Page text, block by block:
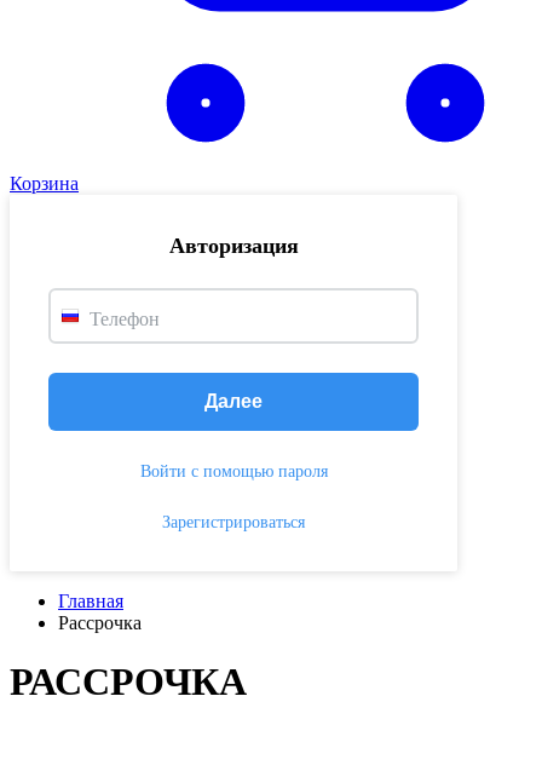
Корзина
Авторизация
Телефон
Далее
Войти с помощью пароля
Зарегистрироваться
Главная
Рассрочка
РАССРОЧКА